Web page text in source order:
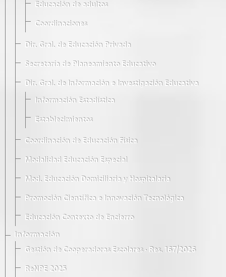
Educación de adultos
Coordinaciones
Dir. Gral. de Educación Privada
Secretaría de Planeamiento Educativo
Dir. Gral. de Información e Investigación Educativa
Información Estadística
Establecimientos
Coordinación de Educación Física
Modalidad Educación Especial
Mod. Educación Domiciliaria y Hospitalaria
Promoción Científica e Innovación Tecnológica
Educación Contexto de Encierro
Información
Gestión de Cooperadoras Escolares · Res. 167/2026
ReNPE 2025